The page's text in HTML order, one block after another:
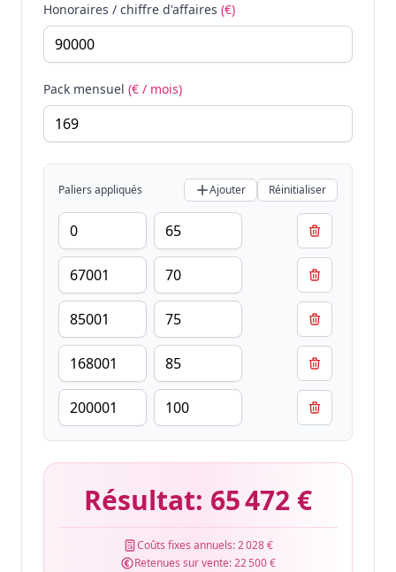
Honoraires / chiffre d'affaires (€)
Pack mensuel (€ / mois)
Paliers appliqués Ajouter Réinitialiser
Résultat: 65 472 €
Coûts fixes annuels:2 028 €
Retenues sur vente:22 500 €